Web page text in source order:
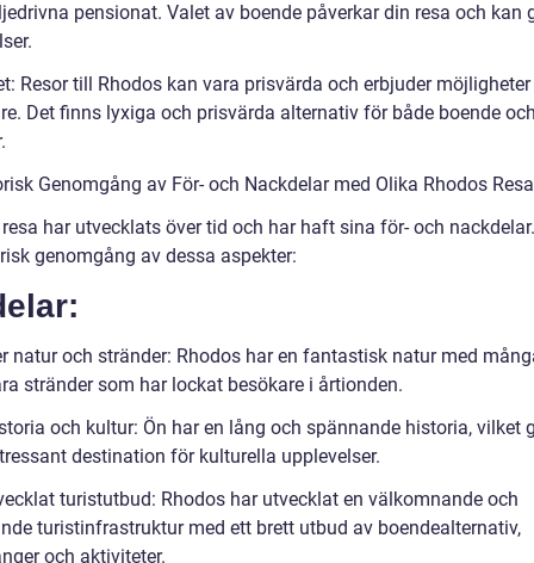
pensionat. Valet av boende påverkar din resa och kan
Resor till Rhodos kan vara prisvärda och erbjuder
Det finns lyxiga och prisvärda alternativ för både boende
Genomgång av För- och Nackdelar med Olika Rhodos Resa
har utvecklats över tid och har haft sina för- och
genomgång av dessa aspekter:
natur och stränder: Rhodos har en fantastisk natur med
stränder som har lockat besökare i årtionden.
och kultur: Ön har en lång och spännande historia, vilket
destination för kulturella upplevelser.
turistutbud: Rhodos har utvecklat en välkomnande och
turistinfrastruktur med ett brett utbud av boendealternativ,
och aktiviteter.